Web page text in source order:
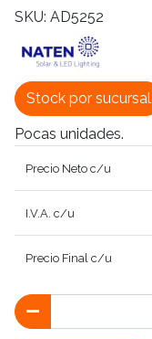
SKU: AD5252
Stock por sucursal
Pocas unidades.
Precio Neto c/u
I.V.A. c/u
Precio Final c/u